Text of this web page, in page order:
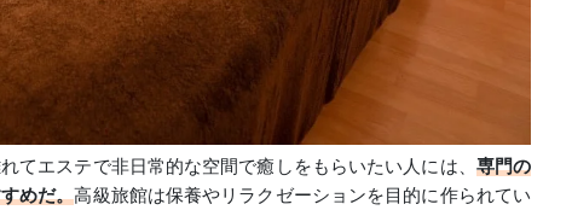
てエステで非日常的な空間で癒しをもらいたい人には、 専門の
めだ。高級旅館は保養やリラクゼーションを目的に作られてい